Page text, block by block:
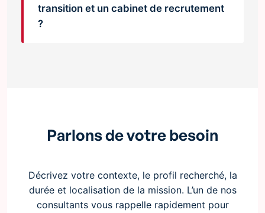
transition et un cabinet de recrutement
?
Parlons de votre besoin
Décrivez votre contexte, le profil recherché, la
durée et localisation de la mission. L’un de nos
consultants vous rappelle rapidement pour